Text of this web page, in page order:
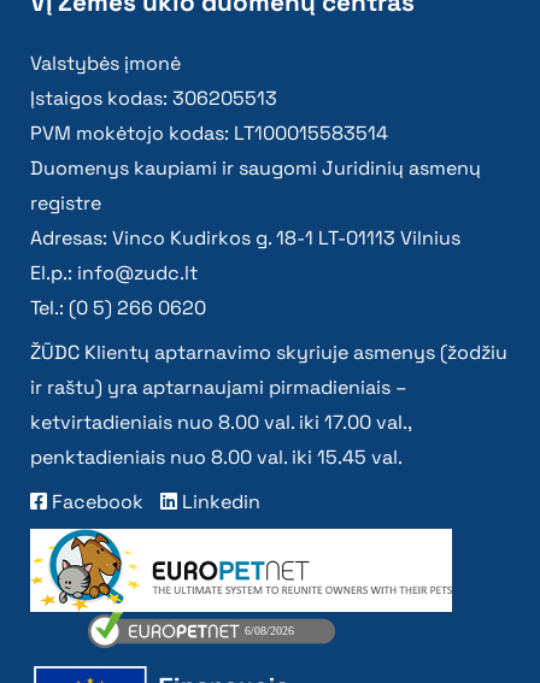
Valstybės įmonė
Įstaigos kodas: 306205513
PVM mokėtojo kodas: LT100015583514
Duomenys kaupiami ir saugomi Juridinių asmenų
registre
Adresas: Vinco Kudirkos g. 18-1 LT-01113 Vilnius
El.p.: info@zudc.lt
Tel.: (0 5) 266 0620
ŽŪDC Klientų aptarnavimo skyriuje asmenys (žodžiu
ir raštu) yra aptarnaujami pirmadieniais –
ketvirtadieniais nuo 8.00 val. iki 17.00 val.,
penktadieniais nuo 8.00 val. iki 15.45 val.
Facebook
Linkedin